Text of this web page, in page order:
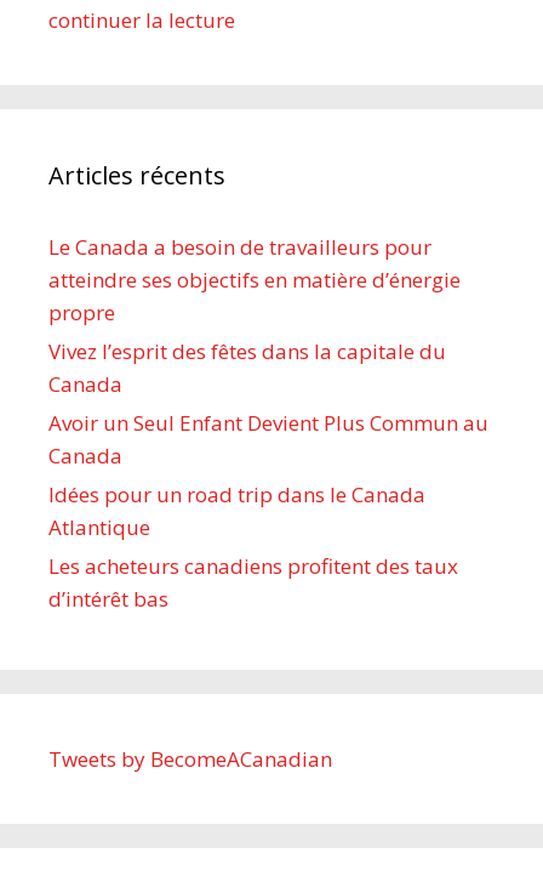
continuer la lecture
Articles récents
Le Canada a besoin de travailleurs pour
atteindre ses objectifs en matière d’énergie
propre
Vivez l’esprit des fêtes dans la capitale du
Canada
Avoir un Seul Enfant Devient Plus Commun au
Canada
Idées pour un road trip dans le Canada
Atlantique
Les acheteurs canadiens profitent des taux
d’intérêt bas
Tweets by BecomeACanadian